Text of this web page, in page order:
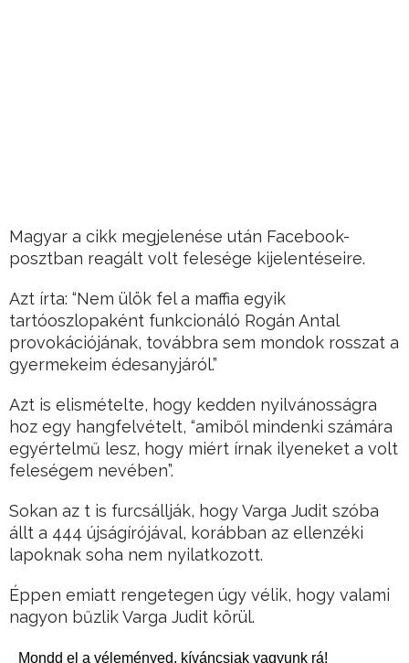
Magyar a cikk megjelenése után Facebook-
posztban reagált volt felesége kijelentéseire.
Azt írta: “Nem ülök fel a maffia egyik
tartóoszlopaként funkcionáló Rogán Antal
provokációjának, továbbra sem mondok rosszat a
gyermekeim édesanyjáról.”
Azt is elismételte, hogy kedden nyilvánosságra
hoz egy hangfelvételt, “amiből mindenki számára
egyértelmű lesz, hogy miért írnak ilyeneket a volt
feleségem nevében”.
Sokan az t is furcsállják, hogy Varga Judit szóba
állt a 444 újságírójával, korábban az ellenzéki
lapoknak soha nem nyilatkozott.
Éppen emiatt rengetegen úgy vélik, hogy valami
nagyon bűzlik Varga Judit körül.
Mondd el a véleményed, kíváncsiak vagyunk rá!